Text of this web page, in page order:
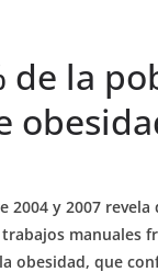
de la
2004 y 2007
manuales
obesidad, que